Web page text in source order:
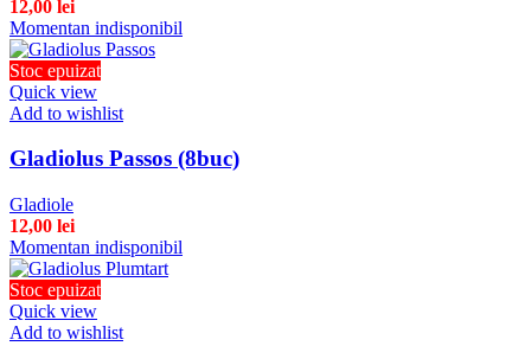
12,00 lei
Momentan indisponibil
Stoc epuizat
Quick view
Add to wishlist
Gladiolus Passos (8buc)
Gladiole
12,00 lei
Momentan indisponibil
Stoc epuizat
Quick view
Add to wishlist